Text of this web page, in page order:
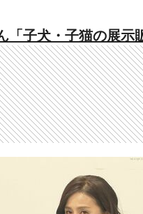
「子犬・子猫の展示
大量生産・流通…ペ
なる厳罰化、規制を